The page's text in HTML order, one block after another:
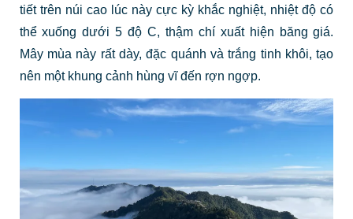
tiết trên núi cao lúc này cực kỳ khắc nghiệt, nhiệt độ có
thể xuống dưới 5 độ C, thậm chí xuất hiện băng giá.
Mây mùa này rất dày, đặc quánh và trắng tinh khôi, tạo
nên một khung cảnh hùng vĩ đến rợn ngợp.